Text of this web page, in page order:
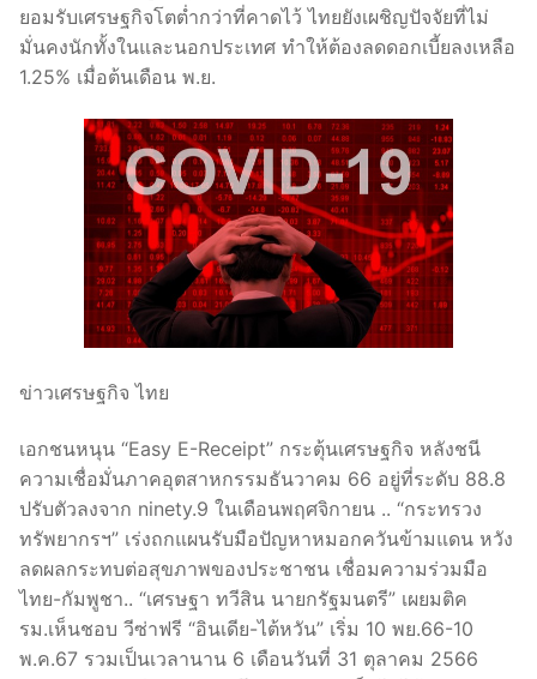
ยอมรับเศรษฐกิจโตต่ำกว่าที่คาดไว้ ไทยยังเผชิญปัจจัยที่ไม่
มั่นคงนักทั้งในและนอกประเทศ ทำให้ต้องลดดอกเบี้ยลงเหลือ
1.25% เมื่อต้นเดือน พ.ย.
ข่าวเศรษฐกิจ ไทย
เอกชนหนุน “Easy E-Receipt” กระตุ้นเศรษฐกิจ หลังชนี
ความเชื่อมั่นภาคอุตสาหกรรมธันวาคม 66 อยู่ที่ระดับ 88.8
ปรับตัวลงจาก ninety.9 ในเดือนพฤศจิกายน .. “กระทรวง
ทรัพยากรฯ” เร่งถกแผนรับมือปัญหาหมอกควันข้ามแดน หวัง
ลดผลกระทบต่อสุขภาพของประชาชน เชื่อมความร่วมมือ
ไทย-กัมพูชา.. “เศรษฐา ทวีสิน นายกรัฐมนตรี” เผยมติค
รม.เห็นชอบ วีซ่าฟรี “อินเดีย-ไต้หวัน” เริ่ม 10 พย.66-10
พ.ค.67 รวมเป็นเวลานาน 6 เดือนวันที่ 31 ตุลาคม 2566